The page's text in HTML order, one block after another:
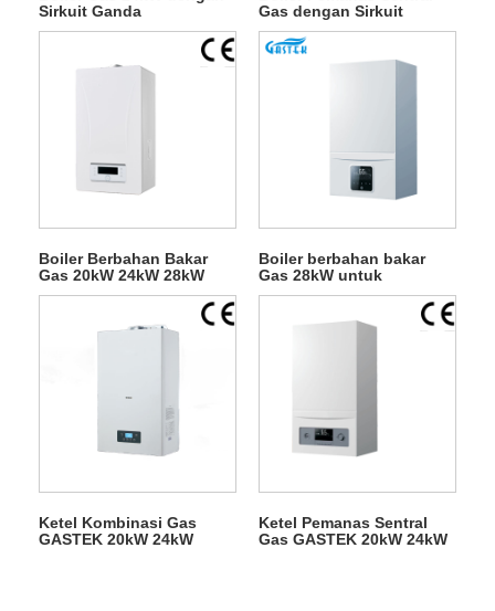
Sirkuit Ganda
Gas dengan Sirkuit
Ganda
Boiler Berbahan Bakar
Gas 20kW 24kW 28kW
dengan Sirkuit Ganda
Boiler berbahan bakar
Gas 28kW untuk
Pemanasan Sentral
Ketel Kombinasi Gas
GASTEK 20kW 24kW
Ketel Pemanas Sentral
Gas GASTEK 20kW 24kW